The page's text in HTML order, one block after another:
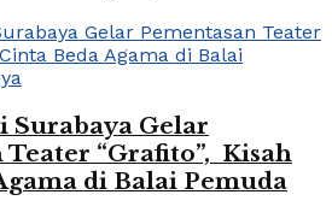
Surabaya Gelar
Teater “Grafito”, Kisah
di Balai Pemuda